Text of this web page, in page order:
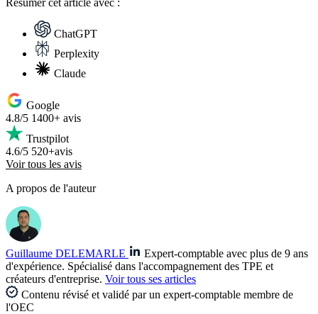
Résumercet article avec :
ChatGPT
Perplexity
Claude
Google
4.8/5 1400+ avis
Trustpilot
4.6/5 520+avis
Voir tous les avis
A propos de l'auteur
Guillaume DELEMARLE
Expert-comptable avec plus de 9 ans
d'expérience. Spécialisé dans l'accompagnement des TPE et
créateurs d'entreprise. Voir tous ses articles
Contenu révisé et validé par un expert-comptable membre de
l'OEC